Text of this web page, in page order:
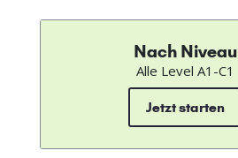
Nach Niveau
Alle Level A1-C1
Jetzt starten